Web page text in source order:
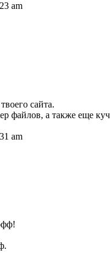
am
сайта.
файлов, а также еще
am